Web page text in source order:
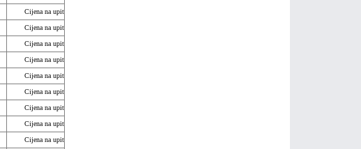
Cijena na upit
Cijena na upit
Cijena na upit
Cijena na upit
Cijena na upit
Cijena na upit
Cijena na upit
Cijena na upit
Cijena na upit